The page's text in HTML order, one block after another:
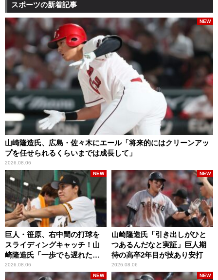
スポーツの新着記事
山崎隆造氏、広島・佐々木にエール「将来的にはクリーンアッ
プを任せられるくらいまでは成長して」
2026.08.06
NEW
巨人・笹原、右中間の打球を
スライディングキャッチ！山
崎隆造氏「一歩でも遅れた
ら…」
2026.08.06
NEW
山崎隆造氏「引き出しがひと
つあるんだなと実証」巨人期
待の高卒2年目が技あり安打
2026.08.06
NEW
NEW NEW